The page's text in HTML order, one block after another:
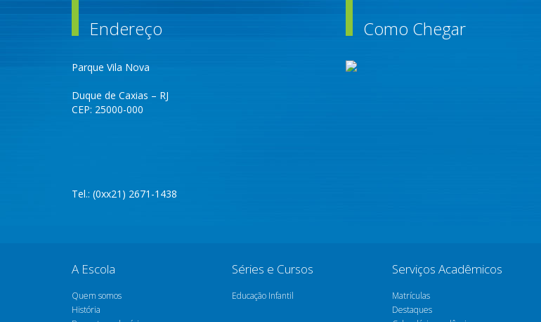
Endereço
Parque Vila Nova
Duque de Caxias – RJ
CEP: 25000-000
Tel.: (0xx21) 2671-1438
Como Chegar
A Escola
Quem somos
História
Séries e Cursos
Educação Infantil
Serviços Acadêmicos
Matrículas
Destaques